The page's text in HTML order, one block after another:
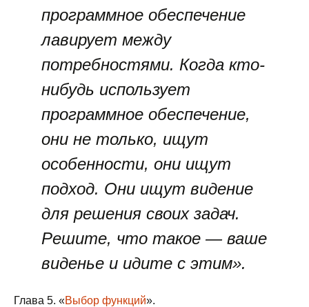
программное обеспечение
лавирует между
потребностями. Когда кто-
нибудь использует
программное обеспечение,
они не только, ищут
особенности, они ищут
подход. Они ищут видение
для решения своих задач.
Решите, что такое — ваше
виденье и идите с этим».
Глава 5. «Выбор функций».